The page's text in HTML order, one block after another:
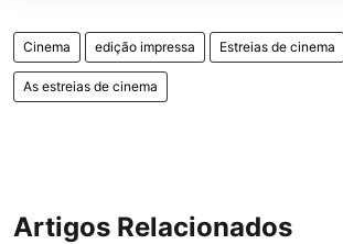
Cinema edição impressa Estreias de cinema
As estreias de cinema
Artigos Relacionados